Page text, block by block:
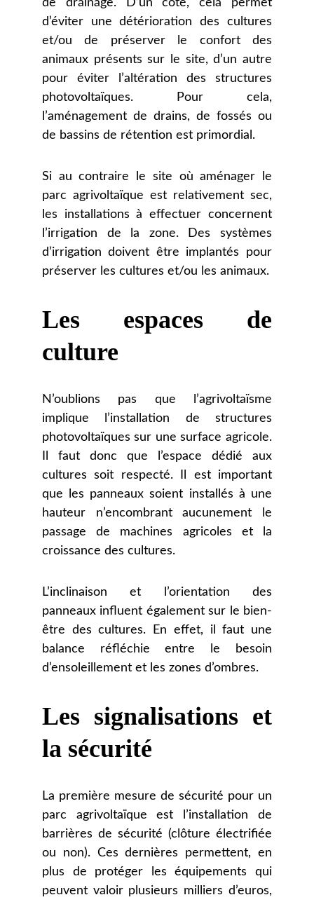
de drainage. D’un côté, cela permet
d’éviter une détérioration des cultures
et/ou de préserver le confort des
animaux présents sur le site, d’un autre
pour éviter l’altération des structures
photovoltaïques. Pour cela,
l’aménagement de drains, de fossés ou
de bassins de rétention est primordial.
Si au contraire le site où aménager le
parc agrivoltaïque est relativement sec,
les installations à effectuer concernent
l’irrigation de la zone. Des systèmes
d’irrigation doivent être implantés pour
préserver les cultures et/ou les animaux.
Les espaces de
culture
N’oublions pas que l’agrivoltaïsme
implique l’installation de structures
photovoltaïques sur une surface agricole.
Il faut donc que l’espace dédié aux
cultures soit respecté. Il est important
que les panneaux soient installés à une
hauteur n’encombrant aucunement le
passage de machines agricoles et la
croissance des cultures.
L’inclinaison et l’orientation des
panneaux influent également sur le bien-
être des cultures. En effet, il faut une
balance réfléchie entre le besoin
d’ensoleillement et les zones d’ombres.
Les signalisations et
la sécurité
La première mesure de sécurité pour un
parc agrivoltaïque est l’installation de
barrières de sécurité (clôture électrifiée
ou non). Ces dernières permettent, en
plus de protéger les équipements qui
peuvent valoir plusieurs milliers d’euros,